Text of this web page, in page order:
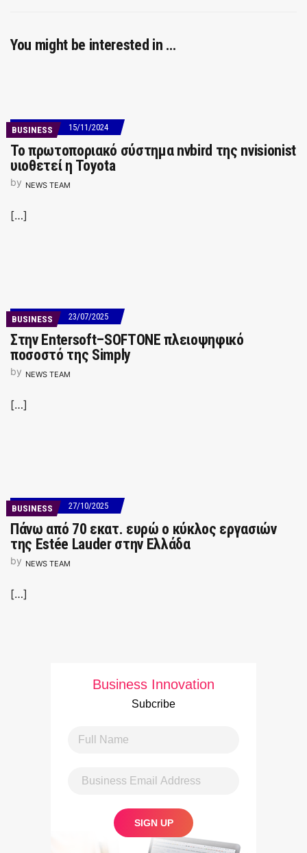
You might be interested in …
BUSINESS 15/11/2024
Το πρωτοποριακό σύστημα nvbird της nvisionist
υιοθετεί η Toyota
by NEWS TEAM
[…]
BUSINESS 23/07/2025
Στην Entersoft–SOFTONE πλειοψηφικό
ποσοστό της Simply
by NEWS TEAM
[…]
BUSINESS 27/10/2025
Πάνω από 70 εκατ. ευρώ ο κύκλος εργασιών
της Estée Lauder στην Ελλάδα
by NEWS TEAM
[…]
Business Innovation
Subcribe